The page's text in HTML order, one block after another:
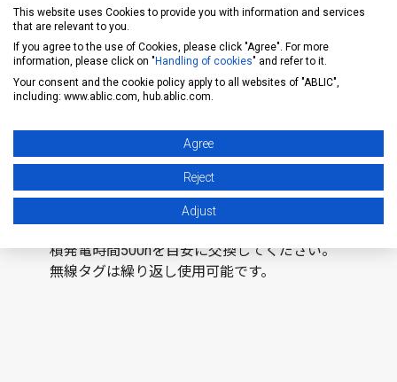
センサリボン・無線タグは繰り
返し使用できますか？
"センサリボンⅠ"は漏水して水に濡れた
ら、原則、センサリボンの交換を推奨していま
す。
"センサリボンⅡ"は繰り返し使用可能です。
活監視タイマ (オプション)を併用するか、累
積発電時間500hを目安に交換してください。
無線タグは繰り返し使用可能です。
This website uses Cookies to provide you with information and services
that are relevant to you.
If you agree to the use of Cookies, please click "Agree". For more
information, please click on " Handling of cookies" and refer to it.
Your consent and the cookie policy apply to all websites of "ABLIC",
including: www.ablic.com, hub.ablic.com.
Agree
Reject
Adjust